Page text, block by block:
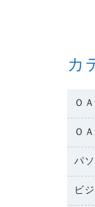
カ
Ｏ
Ｏ
パ
ビ